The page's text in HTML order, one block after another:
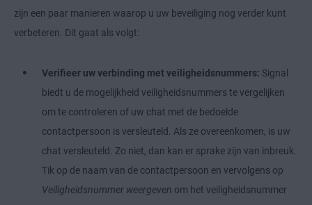
zijn een paar manieren waarop u uw beveiliging nog verder kunt
verbeteren. Dit gaat als volgt:
Verifieer uw verbinding met veiligheidsnummers: Signal
biedt u de mogelijkheid veiligheidsnummers te vergelijken
om te controleren of uw chat met de bedoelde
contactpersoon is versleuteld. Als ze overeenkomen, is uw
chat versleuteld. Zo niet, dan kan er sprake zijn van inbreuk.
Tik op de naam van de contactpersoon en vervolgens op
Veiligheidsnummer weergeven om het veiligheidsnummer